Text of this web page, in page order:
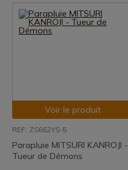
Voir le produit
REF: ZS662YS-5
Parapluie MITSURI KANROJI -
Tueur de Démons